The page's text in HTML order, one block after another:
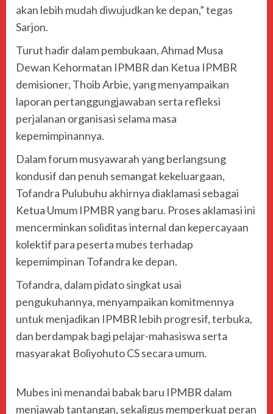
akan lebih mudah diwujudkan ke depan,” tegas
Sarjon.
Turut hadir dalam pembukaan, Ahmad Musa
Dewan Kehormatan IPMBR dan Ketua IPMBR
demisioner, Thoib Arbie, yang menyampaikan
laporan pertanggungjawaban serta refleksi
perjalanan organisasi selama masa
kepemimpinannya.
Dalam forum musyawarah yang berlangsung
kondusif dan penuh semangat kekeluargaan,
Tofandra Pulubuhu akhirnya diaklamasi sebagai
Ketua Umum IPMBR yang baru. Proses aklamasi ini
mencerminkan soliditas internal dan kepercayaan
kolektif para peserta mubes terhadap
kepemimpinan Tofandra ke depan.
Tofandra, dalam pidato singkat usai
pengukuhannya, menyampaikan komitmennya
untuk menjadikan IPMBR lebih progresif, terbuka,
dan berdampak bagi pelajar-mahasiswa serta
masyarakat Boliyohuto CS secara umum.
Mubes ini menandai babak baru IPMBR dalam
menjawab tantangan, sekaligus memperkuat peran